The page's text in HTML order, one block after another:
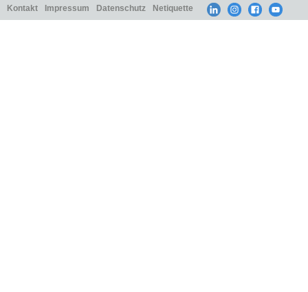
Kontakt Impressum Datenschutz Netiquette